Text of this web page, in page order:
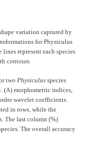
variation captured by
for Physiculus
represent each species
contours
two Physiculus species
(A) morphometric indices,
wavelet coefficients.
in rows, while the
The last column (%)
The overall accuracy